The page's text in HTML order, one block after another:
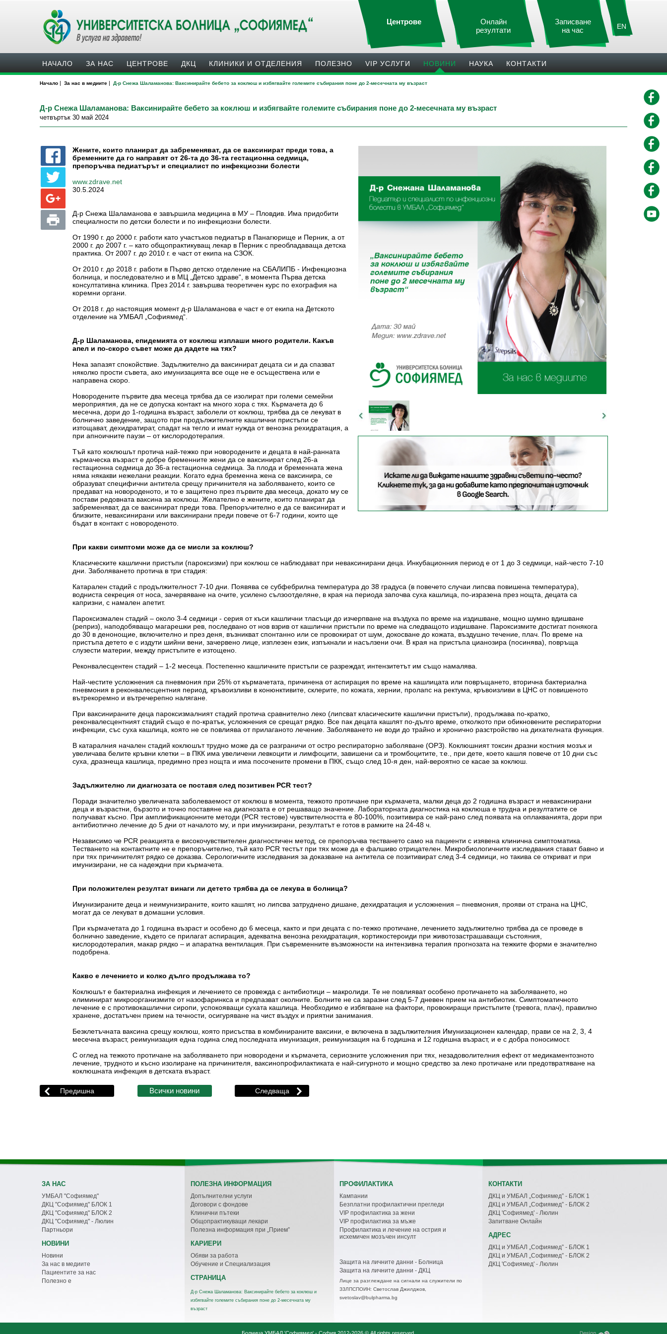
EN
Записване
на час
Онлайн
резултати
Центрове
НАЧАЛО ЗА НАС ЦЕНТРОВЕ ДКЦ КЛИНИКИ И ОТДЕЛЕНИЯ ПОЛЕЗНO VIP УСЛУГИ НОВИНИ НАУКА КОНТАКТИ
Начало | За нас в медиите | Д-р Снежа Шаламанова: Ваксинирайте бебето за коклюш и избягвайте големите събирания поне до 2-месечната му възраст
Д-р Снежа Шаламанова: Ваксинирайте бебето за коклюш и избягвайте големите събирания поне до 2-месечната му възраст
четвъртък 30 май 2024
Жените, които планират да забременяват, да се ваксинират преди това, а
бременните да го направят от 26-та до 36-та гестационна седмица,
препоръчва педиатърът и специалист по инфекциозни болести
www.zdrave.net
30.5.2024
Д-р Снежа Шаламанова е завършила медицина в МУ – Пловдив. Има придобити
специалности по детски болести и по инфекциозни болести.
От 1990 г. до 2000 г. работи като участъков педиатър в Панагюрище и Перник, а от
2000 г. до 2007 г. – като общопрактикуващ лекар в Перник с преобладаваща детска
практика. От 2007 г. до 2010 г. е част от екипа на СЗОК.
От 2010 г. до 2018 г. работи в Първо детско отделение на СБАЛИПБ - Инфекциозна
болница, и последователно и в МЦ „Детско здраве“, в момента Първа детска
консултативна клиника. През 2014 г. завършва теоретичен курс по ехография на
коремни органи.
От 2018 г. до настоящия момент д-р Шаламанова е част е от екипа на Детското
отделение на УМБАЛ „Софиямед“.
Д-р Шаламанова, епидемията от коклюш изплаши много родители. Какъв
апел и по-скоро съвет може да дадете на тях?
Нека запазят спокойствие. Задължително да ваксинират децата си и да спазват
няколко прости съвета, ако имунизацията все още не е осъществена или е
направена скоро.
Новородените първите два месеца трябва да се изолират при големи семейни
мероприятия, да не се допуска контакт на много хора с тях. Кърмачета до 6
месечна, дори до 1-годишна възраст, заболели от коклюш, трябва да се лекуват в
болнично заведение, защото при продължителните кашлични пристъпи се
изтощават, дехидратират, спадат на тегло и имат нужда от венозна рехидратация, а
при апноичните паузи – от кислородотерапия.
Тъй като коклюшът протича най-тежко при новородените и децата в най-ранната
кърмаческа възраст е добре бременните жени да се ваксинират след 26-а
гестационна седмица до 36-а гестационна седмица. За плода и бременната жена
няма някакви нежелани реакции. Когато една бременна жена се ваксинира, се
образуват специфични антитела срещу причинителя на заболяването, които се
предават на новороденото, и то е защитено през първите два месеца, докато му се
постави редовната ваксина за коклюш. Желателно е жените, които планират да
забременяват, да се ваксинират преди това. Препоръчително е да се ваксинират и
близките, неваксинирани или ваксинирани преди повече от 6-7 години, които ще
бъдат в контакт с новороденото.
При какви симптоми може да се мисли за коклюш?
Класическите кашлични пристъпи (пароксизми) при коклюш се наблюдават при неваксинирани деца. Инкубационния период е от 1 до 3 седмици, най-често 7-10
дни. Заболяването протича в три стадия:
Катарален стадий с продължителност 7-10 дни. Появява се субфебрилна температура до 38 градуса (в повечето случаи липсва повишена температура),
водниста секреция от носа, зачервяване на очите, усилено сълзоотделяне, в края на периода започва суха кашлица, по-изразена през нощта, децата са
капризни, с намален апетит.
Пароксизмален стадий – около 3-4 седмици - серия от къси кашлични тласъци до изчерпване на въздуха по време на издишване, мощно шумно вдишване
(реприз), наподобяващо магарешки рев, последвано от нов взрив от кашлични пристъпи по време на следващото издишване. Пароксизмите достигат понякога
до 30 в денонощие, включително и през деня, възникват спонтанно или се провокират от шум, докосване до кожата, въздушно течение, плач. По време на
пристъпа детето е с издути шийни вени, зачервено лице, изплезен език, изпъкнали и насълзени очи. В края на пристъпа цианозира (посинява), повръща
слузести материи, между пристъпите е изтощено.
Реконвалесцентен стадий – 1-2 месеца. Постепенно кашличните пристъпи се разреждат, интензитетът им също намалява.
Най-честите усложнения са пневмония при 25% от кърмачетата, причинена от аспирация по време на кашлицата или повръщането, вторична бактериална
пневмония в реконвалесцентния период, кръвоизливи в конюнктивите, склерите, по кожата, хернии, пролапс на ректума, кръвоизливи в ЦНС от повишеното
вътрекоремно и вътречерепно налягане.
При ваксинираните деца пароксизмалният стадий протича сравнително леко (липсват класическите кашлични пристъпи), продължава по-кратко,
реконвалесцентният стадий също е по-кратък, усложнения се срещат рядко. Все пак децата кашлят по-дълго време, отколкото при обикновените респираторни
инфекции, със суха кашлица, която не се повлиява от прилаганото лечение. Заболяването не води до трайно и хронично разстройство на дихателната функция.
В катаралния начален стадий коклюшът трудно може да се разграничи от остро респираторно заболяване (ОРЗ). Коклюшният токсин дразни костния мозък и
увеличава белите кръвни клетки – в ПКК има увеличени левкоцити и лимфоцити, завишени са и тромбоцитите, т.е., при дете, което кашля повече от 10 дни със
суха, дразнеща кашлица, предимно през нощта и има посочените промени в ПКК, също след 10-я ден, най-вероятно се касае за коклюш.
Задължително ли диагнозата се поставя след позитивен PCR тест?
Поради значително увеличената заболеваемост от коклюш в момента, тежкото протичане при кърмачета, малки деца до 2 годишна възраст и неваксинирани
деца и възрастни, бързото и точно поставяне на диагнозата е от решаващо значение. Лабораторната диагностика на коклюша е трудна и резултатите се
получават късно. При амплификационните методи (PCR тестове) чувствителността е 80-100%, позитивира се най-рано след появата на оплакванията, дори при
антибиотично лечение до 5 дни от началото му, и при имунизирани, резултатът е готов в рамките на 24-48 ч.
Независимо че PCR реакцията е високочувствителен диагностичен метод, се препоръчва тестването само на пациенти с изявена клинична симптоматика.
Тестването на контактните не е препоръчително, тъй като PCR тестът при тях може да е фалшиво отрицателен. Микробиологичните изследвания стават бавно и
при тях причинителят рядко се доказва. Серологичните изследвания за доказване на антитела се позитивират след 3-4 седмици, но такива се откриват и при
имунизирани, не са надеждни при кърмачета.
При положителен резултат винаги ли детето трябва да се лекува в болница?
Имунизираните деца и неимунизираните, които кашлят, но липсва затруднено дишане, дехидратация и усложнения – пневмония, прояви от страна на ЦНС,
могат да се лекуват в домашни условия.
При кърмачетата до 1 годишна възраст и особено до 6 месеца, както и при децата с по-тежко протичане, лечението задължително трябва да се проведе в
болнично заведение, където се прилагат аспирация, адекватна венозна рехидратация, кортикостероиди при животозастрашаващи състояния,
кислородотерапия, макар рядко – и апаратна вентилация. При съвременните възможности на интензивна терапия прогнозата на тежките форми е значително
подобрена.
Какво е лечението и колко дълго продължава то?
Коклюшът е бактериална инфекция и лечението се провежда с антибиотици – макролиди. Те не повлияват особено протичането на заболяването, но
елиминират микроорганизмите от назофаринкса и предпазват околните. Болните не са заразни след 5-7 дневен прием на антибиотик. Симптоматичното
лечение е с противокашлични сиропи, успокояващи сухата кашлица. Необходимо е избягване на фактори, провокиращи пристъпите (тревога, плач), правилно
хранене, достатъчен прием на течности, осигуряване на чист въздух и приятни занимания.
Безклетъчната ваксина срещу коклюш, която присъства в комбинираните ваксини, е включена в задължителния Имунизационен календар, прави се на 2, 3, 4
месечна възраст, реимунизация една година след последната имунизация, реимунизация на 6 годишна и 12 годишна възраст, и е с добра поносимост.
С оглед на тежкото протичане на заболяването при новородени и кърмачета, сериозните усложнения при тях, незадоволителния ефект от медикаментозното
лечение, трудното и късно изолиране на причинителя, ваксинопрофилактиката е най-сигурното и мощно средство за леко протичане или предотвратяване на
коклюшната инфекция в детската възраст.
ЗА НАС
УМБАЛ "Софиямед"
ДКЦ "Софиямед" БЛОК 1
ДКЦ "Софиямед" БЛОК 2
ДКЦ "Софиямед" - Люлин
Партньори
НОВИНИ
Новини
За нас в медиите
Пациентите за нас
Полезно е
ПОЛЕЗНА ИНФОРМАЦИЯ
Допълнителни услуги
Договори с фондове
Клинични пътеки
Общопрактикуващи лекари
Полезна информация при „Прием”
КАРИЕРИ
Обяви за работа
Обучение и Специализация
СТРАНИЦА
Д-р Снежа Шаламанова: Ваксинирайте бебето за коклюш и
избягвайте големите събирания поне до 2-месечната му
възраст
ПРОФИЛАКТИКА
Кампании
Безплатни профилактични прегледи
VIP профилактика за жени
VIP профилактика за мъже
Профилактика и лечение на острия и
исхемичен мозъчен инсулт
Защита на личните данни - Болница
Защита на личните данни - ДКЦ
Лице за разглеждане на сигнали на служители по
ЗЗЛПСПОИН: Светослав Джилджов,
svetoslav@bulpharma.bg
КОНТАКТИ
ДКЦ и УМБАЛ „Софиямед” - БЛОК 1
ДКЦ и УМБАЛ „Софиямед” - БЛОК 2
ДКЦ 'Софиямед' - Люлин
Запитване Онлайн
АДРЕС
ДКЦ и УМБАЛ „Софиямед” - БЛОК 1
ДКЦ и УМБАЛ „Софиямед” - БЛОК 2
ДКЦ 'Софиямед' - Люлин